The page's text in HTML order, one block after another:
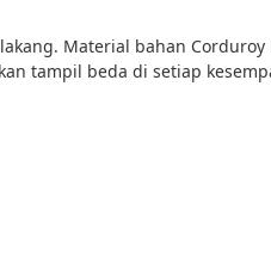
Material bahan
tampil beda di setiap